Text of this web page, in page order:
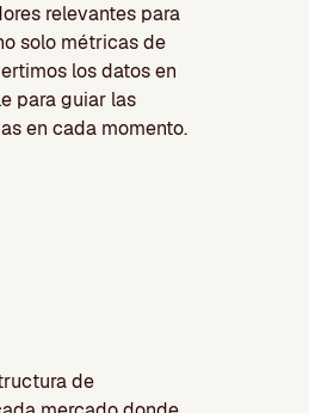
relevantes para
solo métricas de
los datos en
para guiar las
en cada momento.
de